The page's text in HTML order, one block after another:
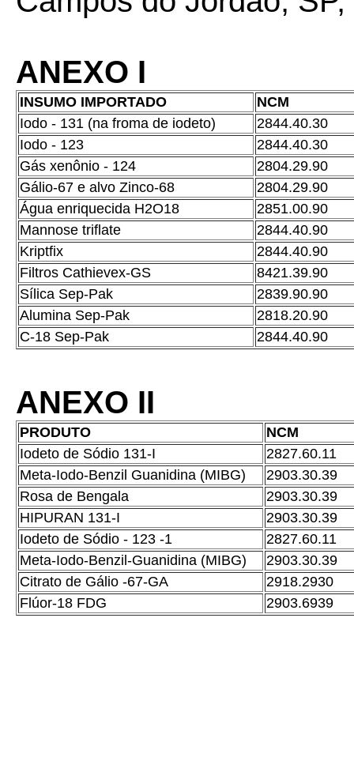
ANEXO I
INSUMO IMPORTADO
NCM
Iodo - 131 (na froma de iodeto)
2844.40.30
Iodo - 123
2844.40.30
Gás xenônio - 124
2804.29.90
Gálio-67 e alvo Zinco-68
2804.29.90
Água enriquecida H2O18
2851.00.90
Mannose triflate
2844.40.90
Kriptfix
2844.40.90
Filtros Cathievex-GS
8421.39.90
Sílica Sep-Pak
2839.90.90
Alumina Sep-Pak
2818.20.90
C-18 Sep-Pak
2844.40.90
ANEXO II
PRODUTO
NCM
Iodeto de Sódio 131-I
2827.60.11
Meta-Iodo-Benzil Guanidina (MIBG)
2903.30.39
Rosa de Bengala
2903.30.39
HIPURAN 131-I
2903.30.39
Iodeto de Sódio - 123 -1
2827.60.11
Meta-Iodo-Benzil-Guanidina (MIBG)
2903.30.39
Citrato de Gálio -67-GA
2918.2930
Flúor-18 FDG
2903.6939